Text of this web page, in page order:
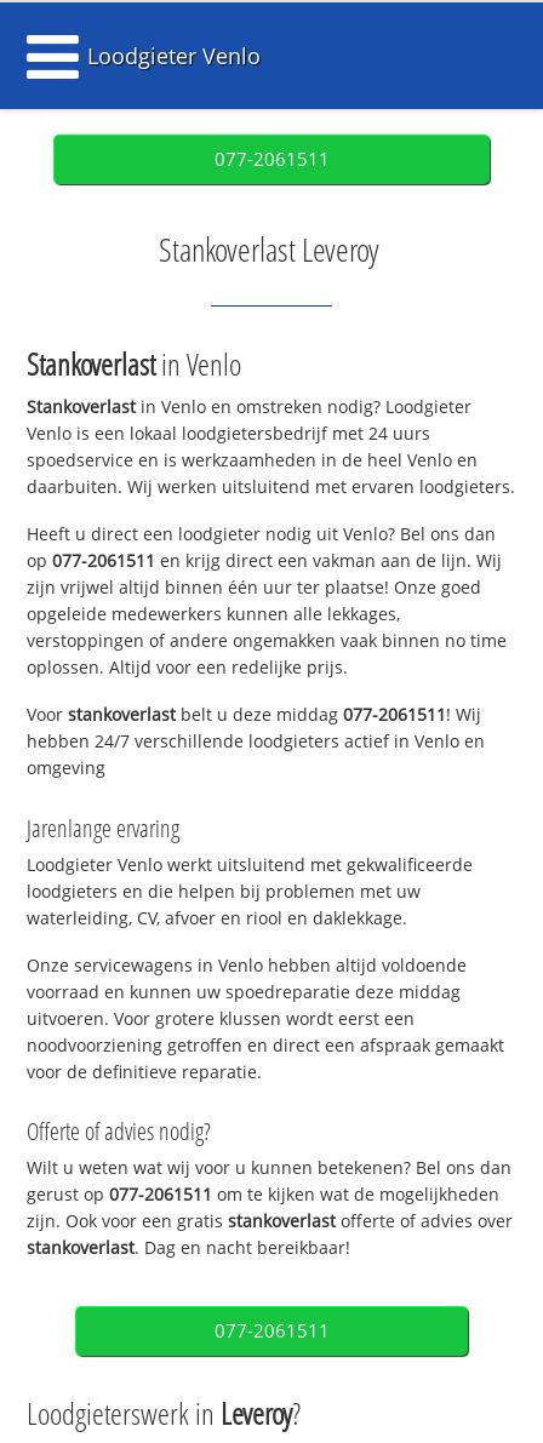
Loodgieter Venlo
077-2061511
Stankoverlast Leveroy
Stankoverlastin Venlo
Stankoverlastin Venlo en omstreken nodig? Loodgieter
Venlo is een lokaal loodgietersbedrijf met 24 uurs
spoedservice en is werkzaamheden in de heel Venlo en
daarbuiten. Wij werken uitsluitend met ervaren loodgieters.
Heeft u direct een loodgieter nodig uit Venlo? Bel ons dan
op077-2061511 en krijg direct een vakman aan de lijn. Wij
zijn vrijwel altijd binnen één uur ter plaatse! Onze goed
opgeleide medewerkers kunnen alle lekkages,
verstoppingen of andere ongemakken vaak binnen no time
oplossen. Altijd voor een redelijke prijs.
Voorstankoverlastbelt u deze middag077-2061511! Wij
hebben 24/7 verschillende loodgieters actief in Venlo en
omgeving
Jarenlange ervaring
Loodgieter Venlo werkt uitsluitend met gekwalificeerde
loodgieters en die helpen bij problemen met uw
waterleiding, CV, afvoer en riool en daklekkage.
Onze servicewagens in Venlo hebben altijd voldoende
voorraad en kunnen uw spoedreparatie deze middag
uitvoeren. Voor grotere klussen wordt eerst een
noodvoorziening getroffen en direct een afspraak gemaakt
voor de definitieve reparatie.
Offerte of advies nodig?
Wilt u weten wat wij voor u kunnen betekenen? Bel ons dan
gerust op077-2061511 om te kijken wat de mogelijkheden
zijn. Ook voor een gratisstankoverlastofferte of advies over
stankoverlast. Dag en nacht bereikbaar!
077-2061511
Loodgieterswerk in Leveroy?